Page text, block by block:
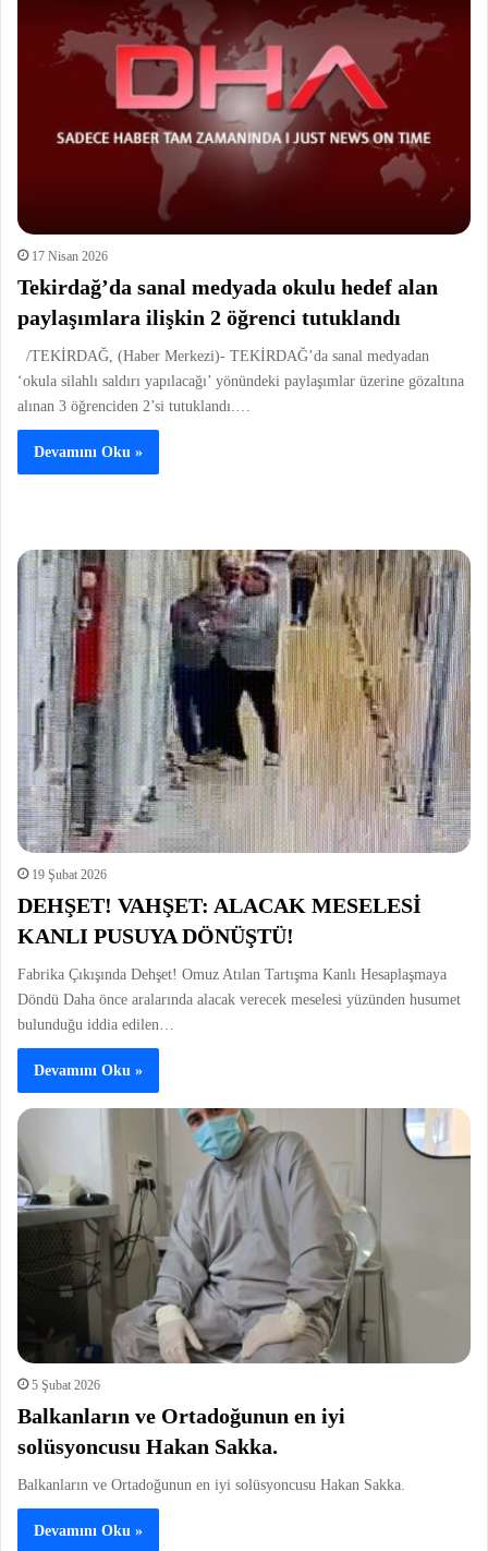
17 Nisan 2026
Tekirdağ’da sanal medyada okulu hedef alan
paylaşımlara ilişkin 2 öğrenci tutuklandı
/TEKİRDAĞ, (Haber Merkezi)- TEKİRDAĞ’da sanal medyadan
‘okula silahlı saldırı yapılacağı’ yönündeki paylaşımlar üzerine gözaltına
alınan 3 öğrenciden 2’si tutuklandı.…
Devamını Oku »
19 Şubat 2026
DEHŞET! VAHŞET: ALACAK MESELESİ
KANLI PUSUYA DÖNÜŞTÜ!
Fabrika Çıkışında Dehşet! Omuz Atılan Tartışma Kanlı Hesaplaşmaya
Döndü Daha önce aralarında alacak verecek meselesi yüzünden husumet
bulunduğu iddia edilen…
Devamını Oku »
5 Şubat 2026
Balkanların ve Ortadoğunun en iyi
solüsyoncusu Hakan Sakka.
Balkanların ve Ortadoğunun en iyi solüsyoncusu Hakan Sakka.
Devamını Oku »